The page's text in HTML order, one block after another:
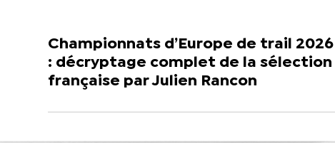
Championnats d’Europe de trail 2026
: décryptage complet de la sélection
française par Julien Rancon